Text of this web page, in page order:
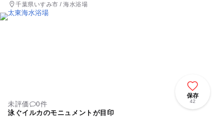
千葉県いすみ市 / 海水浴場
保存
42
未評価
0件
泳ぐイルカのモニュメントが目印